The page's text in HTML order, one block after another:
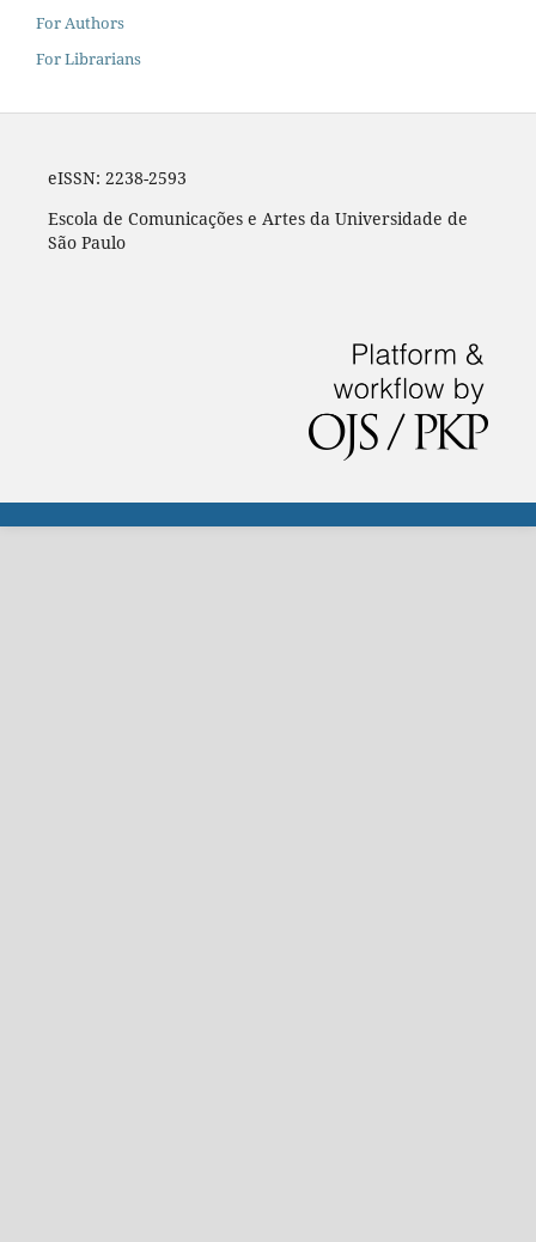
For Authors
For Librarians
eISSN: 2238-2593
Escola de Comunicações e Artes da Universidade de
São Paulo